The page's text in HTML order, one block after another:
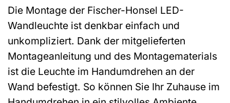
Die Montage der Fischer-Honsel LED-
Wandleuchte ist denkbar einfach und
unkompliziert. Dank der mitgelieferten
Montageanleitung und des Montagematerials
ist die Leuchte im Handumdrehen an der
Wand befestigt. So können Sie Ihr Zuhause im